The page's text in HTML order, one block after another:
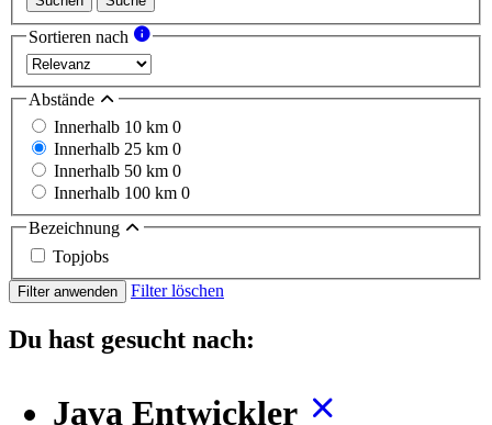
Sortieren nach
Abstände
Innerhalb 10 km 0
Innerhalb 25 km 0
Innerhalb 50 km 0
Innerhalb 100 km 0
Bezeichnung
Topjobs
Filter anwenden Filter löschen
Du hast gesucht nach:
Java Entwickler